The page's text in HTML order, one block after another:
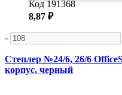
Код 191368
8,87 ₽
-
Степлер №24/6, 26/6
корпус, черный